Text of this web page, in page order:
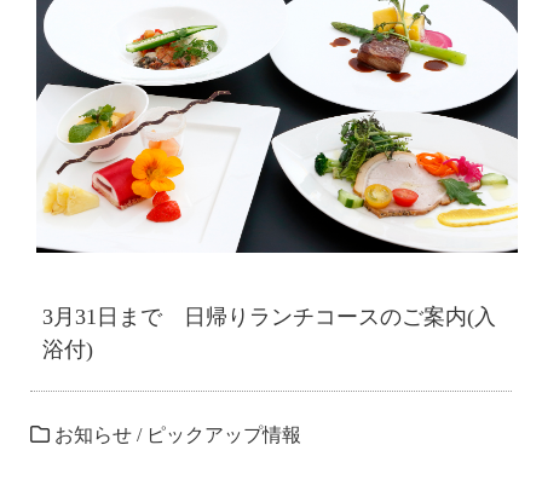
3月31日まで 日帰りランチコースのご案内(入
浴付)
お知らせ / ピックアップ情報